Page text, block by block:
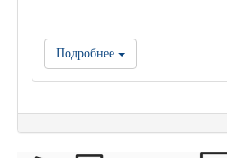
Подробнее